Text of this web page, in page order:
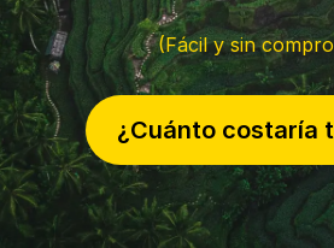
(Fácil y sin
¿Cuánto costaría